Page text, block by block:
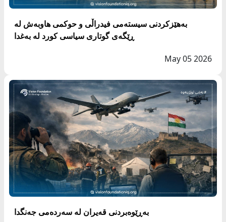
بەهێزکردنی سیستەمی فیدراڵی و حوکمی هاوبەش لە
ڕێگەی گوتاری سیاسی کورد لە بەغدا
May 05 2026
بەڕێوەبردنی قەیران لە سەردەمی جەنگدا